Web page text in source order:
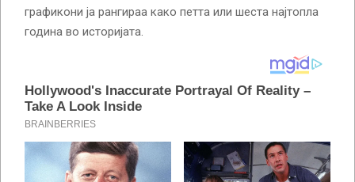
графикони ја рангираа како петта или шеста најтопла
година во историјата.